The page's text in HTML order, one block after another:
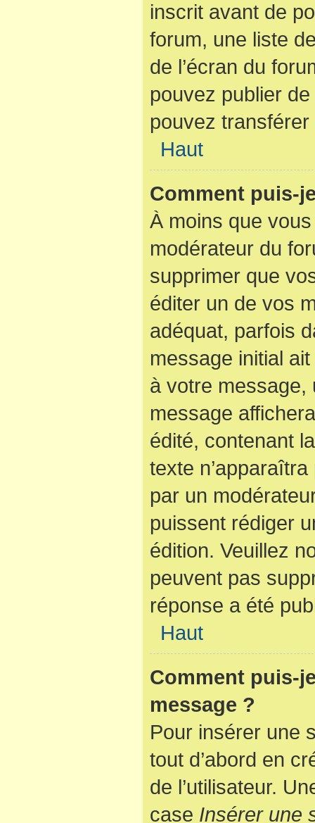
inscrit avant de
forum, une liste
de l’écran du
pouvez publier
pouvez
Haut
Comment puis-
À moins que
modérateur du
supprimer que
éditer un de vos
adéquat, parfois
message initial
à votre message,
message
édité, contenant
texte n’apparaîtra
par un
puissent rédiger
édition. Veuillez
peuvent pas
réponse a été
Haut
Comment puis-
message ?
Pour insérer une
tout d’abord en
de l’utilisateur.
case Insérer une